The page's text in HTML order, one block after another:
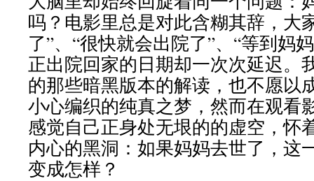
吗？电影里总是对此含糊其辞，大
了”、“很快就会出院了”、“等到
正出院回家的日期却一次次延迟。
的那些暗黑版本的解读，也不愿以
小心编织的纯真之梦，然而在观看
感觉自己正身处无垠的的虚空，怀
内心的黑洞：如果妈妈去世了，这
变成怎样？